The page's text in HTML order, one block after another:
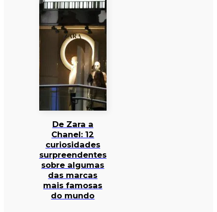
De Zara a
Chanel: 12
curiosidades
surpreendentes
sobre algumas
das marcas
mais famosas
do mundo